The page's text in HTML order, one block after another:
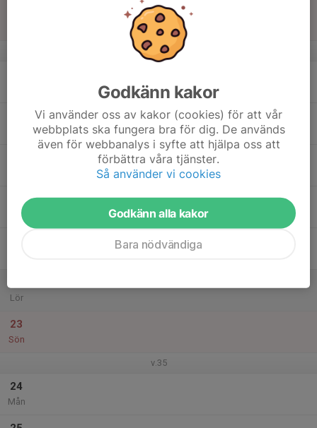
v.34
Tor
Lör
23
Sön
v.35
24
Mån
Godkänn kakor
Vi använder oss av kakor (cookies) för att vår
webbplats ska fungera bra för dig. De används
även för webbanalys i syfte att hjälpa oss att
förbättra våra tjänster.
Så använder vi cookies
Godkänn alla kakor
Bara nödvändiga